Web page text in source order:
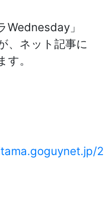
Wednesday」
、ネット記事に
。